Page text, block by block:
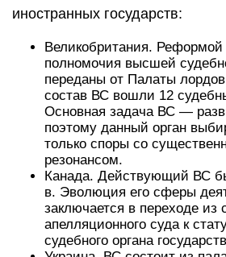
иностранных государств:
Великобритания. Реформой
полномочия высшей
переданы от Палаты
состав ВС вошли 12
Основная задача ВС —
поэтому данный орган
только споры со
резонансом.
Канада. Действующий ВС
в. Эволюция его сферы
заключается в переходе из
апелляционного суда к
судебного органа